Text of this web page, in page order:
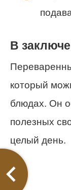
В
который
блюдах. Он
полезных
целый день.